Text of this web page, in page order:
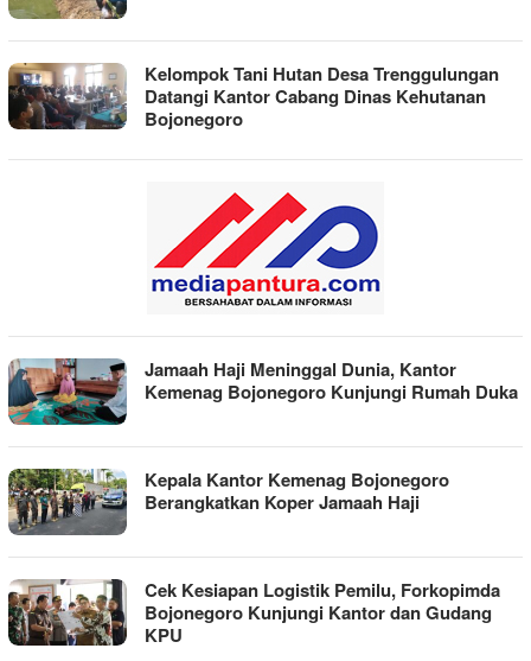
Kelompok Tani Hutan Desa Trenggulungan
Datangi Kantor Cabang Dinas Kehutanan
Bojonegoro
Jamaah Haji Meninggal Dunia, Kantor
Kemenag Bojonegoro Kunjungi Rumah Duka
Kepala Kantor Kemenag Bojonegoro
Berangkatkan Koper Jamaah Haji
Cek Kesiapan Logistik Pemilu, Forkopimda
Bojonegoro Kunjungi Kantor dan Gudang
KPU